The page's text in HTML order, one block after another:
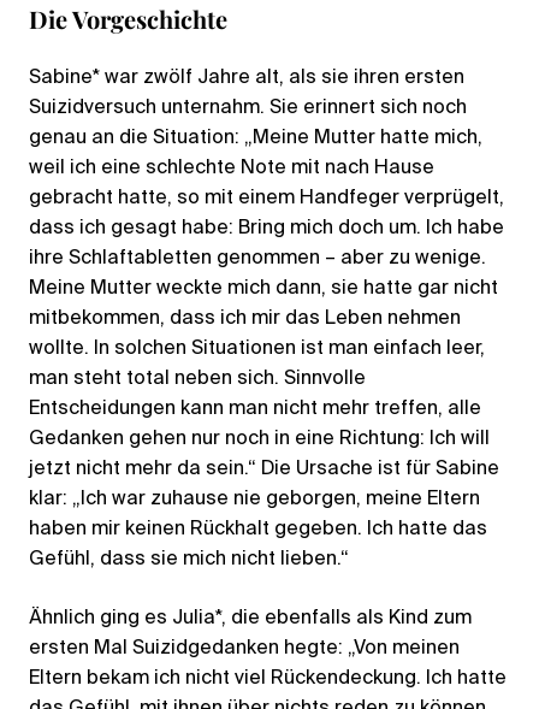
Die Vorgeschichte
Sabine* war zwölf Jahre alt, als sie ihren ersten
Suizidversuch unternahm. Sie erinnert sich noch
genau an die Situation: „Meine Mutter hatte mich,
weil ich eine schlechte Note mit nach Hause
gebracht hatte, so mit einem Handfeger verprügelt,
dass ich gesagt habe: Bring mich doch um. Ich habe
ihre Schlaftabletten genommen – aber zu wenige.
Meine Mutter weckte mich dann, sie hatte gar nicht
mitbekommen, dass ich mir das Leben nehmen
wollte. In solchen Situationen ist man einfach leer,
man steht total neben sich. Sinnvolle
Entscheidungen kann man nicht mehr treffen, alle
Gedanken gehen nur noch in eine Richtung: Ich will
jetzt nicht mehr da sein.“ Die Ursache ist für Sabine
klar: „Ich war zuhause nie geborgen, meine Eltern
haben mir keinen Rückhalt gegeben. Ich hatte das
Gefühl, dass sie mich nicht lieben.“
Ähnlich ging es Julia*, die ebenfalls als Kind zum
ersten Mal Suizidgedanken hegte: „Von meinen
Eltern bekam ich nicht viel Rückendeckung. Ich hatte